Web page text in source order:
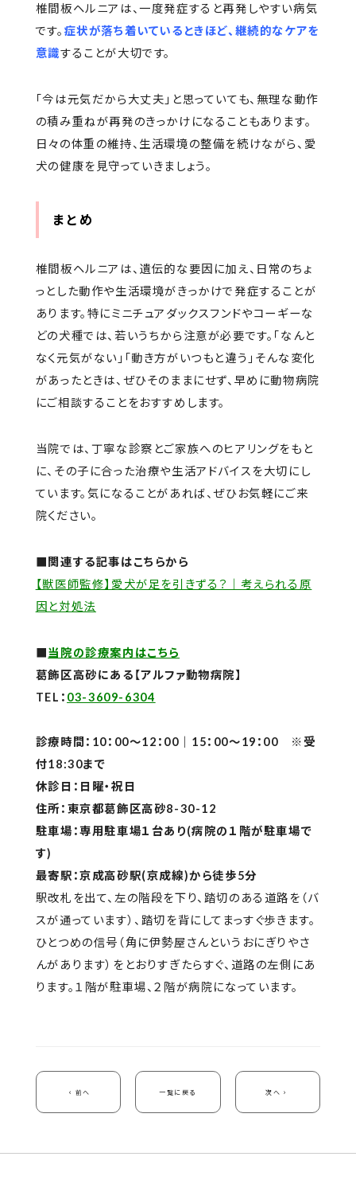
椎間板ヘルニアは、一度発症すると再発しやすい病気
です。 症状が落ち着いているときほど、継続的なケアを
意識することが大切です。
「今は元気だから大丈夫」と思っていても、無理な動作
の積み重ねが再発のきっかけになることもあります。
日々の体重の維持、生活環境の整備を続けながら、愛
犬の健康を見守っていきましょう。
まとめ
椎間板ヘルニアは、遺伝的な要因に加え、日常のちょ
っとした動作や生活環境がきっかけで発症することが
あります。特にミニチュアダックスフンドやコーギーな
どの犬種では、若いうちから注意が必要です。「なんと
なく元気がない」「動き方がいつもと違う」そんな変化
があったときは、ぜひそのままにせず、早めに動物病院
にご相談することをおすすめします。
当院では、丁寧な診察とご家族へのヒアリングをもと
に、その子に合った治療や生活アドバイスを大切にし
ています。気になることがあれば、ぜひお気軽にご来
院ください。
■関連する記事はこちらから
【獣医師監修】愛犬が足を引きずる？｜考えられる原
因と対処法
■当院の診療案内はこちら
葛飾区高砂にある【アルファ動物病院】
TEL： 03-3609-6304
診療時間：10：00～12：00｜15：00～19：00 ※受
付18:30まで
休診日：日曜・祝日
住所：東京都葛飾区高砂8-30-12
駐車場：専用駐車場１台あり(病院の１階が駐車場で
す)
最寄駅：京成高砂駅(京成線)から徒歩5分
駅改札を出て、左の階段を下り、踏切のある道路を（バ
スが通っています）、踏切を背にしてまっすぐ歩きます。
ひとつめの信号（角に伊勢屋さんというおにぎりやさ
んがあります）をとおりすぎたらすぐ、道路の左側にあ
ります。１階が駐車場、２階が病院になっています。
前へ 一覧に戻る 次へ